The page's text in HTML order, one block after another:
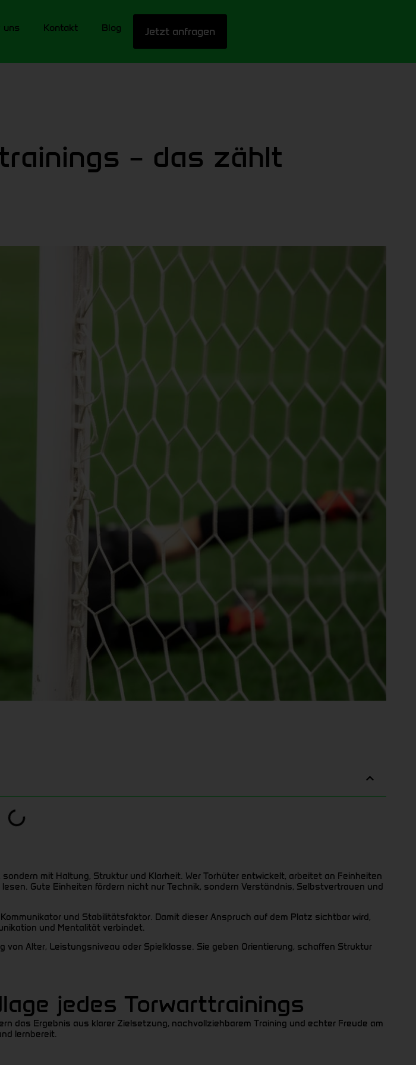
uns Kontakt Blog Jetzt anfragen
– das zählt
mit Haltung, Struktur und Klarheit. Wer Torhüter entwickelt, arbeitet an Feinheiten
Gute Einheiten fördern nicht nur Technik, sondern Verständnis, Selbstvertrauen und
und Stabilitätsfaktor. Damit dieser Anspruch auf dem Platz sichtbar wird,
und Mentalität verbindet.
Alter, Leistungsniveau oder Spielklasse. Sie geben Orientierung, schaffen Struktur
jedes Torwarttrainings
das Ergebnis aus klarer Zielsetzung, nachvollziehbarem Training und echter Freude am
lernbereit.